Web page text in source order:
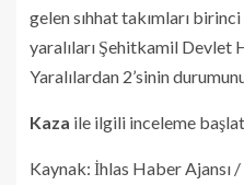
gelen sıhhat takımları
yaralıları Şehitkamil Devlet
Yaralılardan 2’sinin
Kaza ile ilgili inceleme
Kaynak: İhlas Haber Ajansı /